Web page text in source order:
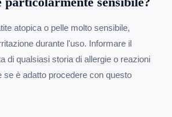
atopica o pelle molto sensibile,
durante l'uso. Informare il
di qualsiasi storia di allergie o reazioni
se è adatto procedere con questo